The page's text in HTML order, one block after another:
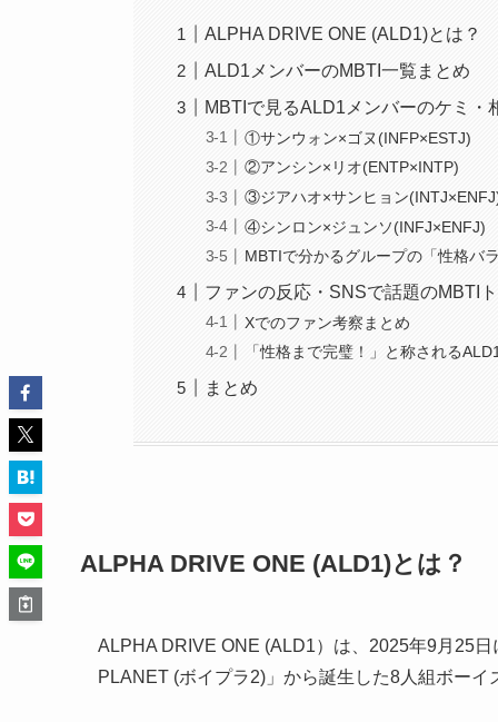
ALPHA DRIVE ONE (ALD1)とは？
ALD1メンバーのMBTI一覧まとめ
MBTIで見るALD1メンバーのケミ・
①サンウォン×ゴヌ(INFP×ESTJ)
②アンシン×リオ(ENTP×INTP)
③ジアハオ×サンヒョン
④シンロン×ジュンソ(INFJ×ENFJ)
MBTIで分かるグループの「性格バ
ファンの反応・SNSで話題のMBTI
Xでのファン考察まとめ
「性格まで完璧！」と称される
まとめ
ALPHA DRIVE ONE (ALD1)とは？
ALPHA DRIVE ONE (ALD1）は、2025年9月25
PLANET (ボイプラ2)」から誕生した8人組ボーイ